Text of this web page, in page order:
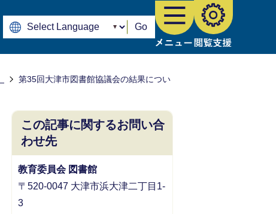
Go
第35回大津市図書館協議会の結果につい
この記事に関するお問い合
わせ先
教育委員会 図書館
〒520-0047 大津市浜大津二丁目1-
3